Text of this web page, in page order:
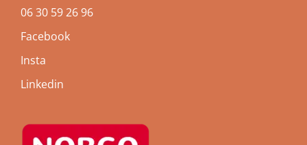
06 30 59 26 96
Facebook
Insta
Linkedin